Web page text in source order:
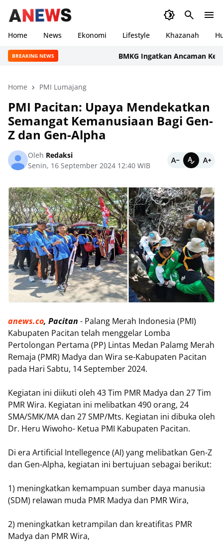
Home News Ekonomi Lifestyle Khazanah
BREAKING NEWS BMKG Ingatkan Ancaman
Home PMI Lumajang
PMI Pacitan: Upaya Mendekatkan
Semangat Kemanusiaan Bagi Gen-
Z dan Gen-Alpha
Oleh Redaksi
Senin, 16 September 2024 12:40 WIB
anews.co, Pacitan - Palang Merah Indonesia (PMI)
Kabupaten Pacitan telah menggelar Lomba
Pertolongan Pertama (PP) Lintas Medan Palamg Merah
Remaja (PMR) Madya dan Wira se-Kabupaten Pacitan
pada Hari Sabtu, 14 September 2024.
Kegiatan ini diikuti oleh 43 Tim PMR Madya dan 27 Tim
PMR Wira. Kegiatan ini melibatkan 490 orang, 24
SMA/SMK/MA dan 27 SMP/Mts. Kegiatan ini dibuka oleh
Dr. Heru Wiwoho- Ketua PMI Kabupaten Pacitan.
Di era Artificial Intellegence (AI) yang melibatkan Gen-Z
dan Gen-Alpha, kegiatan ini bertujuan sebagai berikut:
1) meningkatkan kemampuan sumber daya manusia
(SDM) relawan muda PMR Madya dan PMR Wira,
2) meningkatkan ketrampilan dan kreatifitas PMR
Madya dan PMR Wira,